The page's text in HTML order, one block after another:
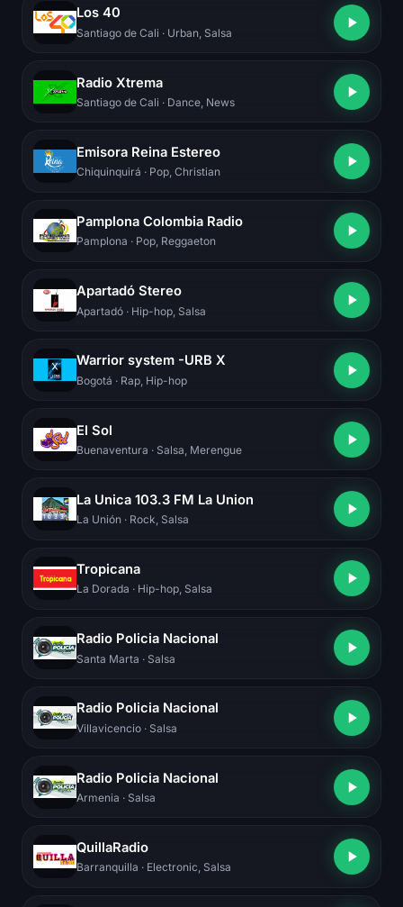
Los 40
Santiago de Cali · Urban, Salsa
Radio Xtrema
Santiago de Cali · Dance, News
Emisora Reina Estereo
Chiquinquirá · Pop, Christian
Pamplona Colombia Radio
Pamplona · Pop, Reggaeton
Apartadó Stereo
Apartadó · Hip-hop, Salsa
Warrior system -URB X
Bogotá · Rap, Hip-hop
El Sol
Buenaventura · Salsa, Merengue
La Unica 103.3 FM La Union
La Unión · Rock, Salsa
Tropicana
La Dorada · Hip-hop, Salsa
Radio Policia Nacional
Santa Marta · Salsa
Radio Policia Nacional
Villavicencio · Salsa
Radio Policia Nacional
Armenia · Salsa
QuillaRadio
Barranquilla · Electronic, Salsa